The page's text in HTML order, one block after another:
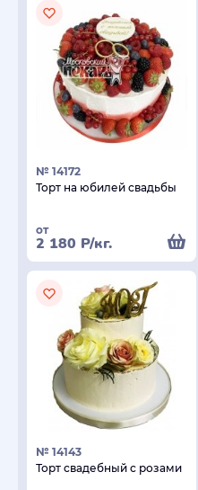
№ 14172
Торт на юбилей свадьбы
от
2 180 Р/кг.
№ 14143
Торт свадебный с розами